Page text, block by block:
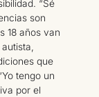
“Sé
son
18 años van
que
tengo un
por el